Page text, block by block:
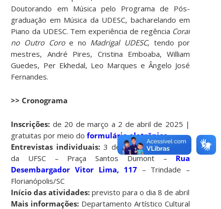
Doutorando em Música pelo Programa de Pós-
graduação em Música da UDESC, bacharelando em
Piano da UDESC. Tem experiência de regência Coral
no Outro Coroe no Madrigal UDESC, tendo por
mestres, André Pires, Cristina Emboaba, William
Guedes, Per Ekhedal, Leo Marques e Ângelo José
Fernandes.
>> Cronograma
Inscrições: de 20 de março a 2 de abril de 2025 |
gratuitas por meio doformulário eletrônico
Entrevistas individuais: 3 de abril | na Igrejinha
da UFSC – Praça Santos Dumont –Rua
Desembargador Vitor Lima, 117– Trindade –
Florianópolis/SC
Início das atividades: previsto para o dia 8 de abril
Mais informações: Departamento Artístico Cultural